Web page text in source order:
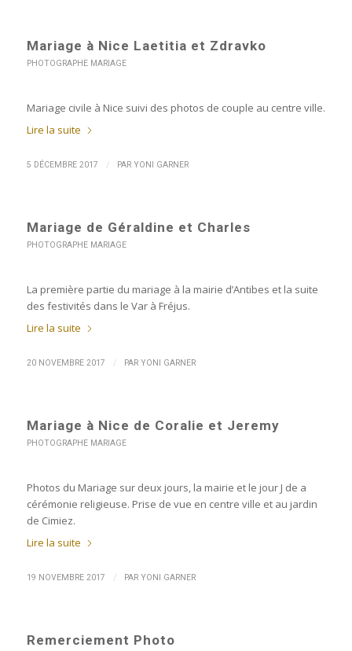
Mariage à Nice Laetitia et Zdravko
PHOTOGRAPHE MARIAGE
Mariage civile à Nice suivi des photos de couple au centre ville.
Lire la suite
5 DÉCEMBRE 2017 / PAR YONI GARNER
Mariage de Géraldine et Charles
PHOTOGRAPHE MARIAGE
La première partie du mariage à la mairie d’Antibes et la suite
des festivités dans le Var à Fréjus.
Lire la suite
20 NOVEMBRE 2017 / PAR YONI GARNER
Mariage à Nice de Coralie et Jeremy
PHOTOGRAPHE MARIAGE
Photos du Mariage sur deux jours, la mairie et le jour J de a
cérémonie religieuse. Prise de vue en centre ville et au jardin
de Cimiez.
Lire la suite
19 NOVEMBRE 2017 / PAR YONI GARNER
Remerciement Photo